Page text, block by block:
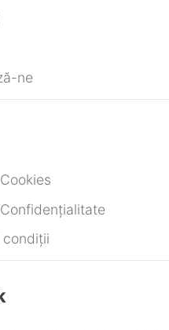
tranzacției de 55 de
dolari
ne